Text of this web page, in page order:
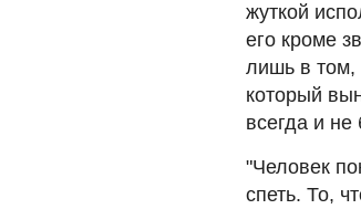
жуткой
его кроме
лишь в том,
который
всегда и не
"Человек
спеть. То,